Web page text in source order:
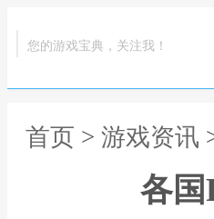
您的游戏宝典，关注我！
首页 > 游戏资讯
各国